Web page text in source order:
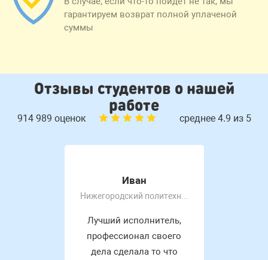
гарантируем возврат полной уплаченой
суммы
Отзывы студентов о нашей
работе
914 989 оценок среднее 4.9 из 5
Иван
Лучший исполнитель,
профессионал своего
дела сделала то что